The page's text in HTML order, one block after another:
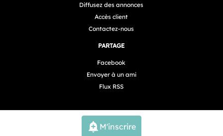
M'inscrire
Diffusez des annonces
Accès client
Contactez-nous
PARTAGE
Facebook
Envoyer à un ami
Flux RSS